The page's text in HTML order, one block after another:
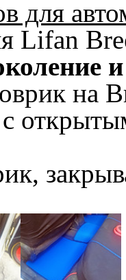
для
Lifan
на
с